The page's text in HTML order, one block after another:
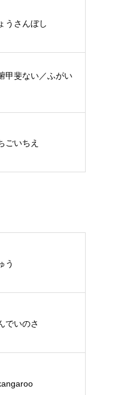
うさんぼし
甲斐ない／ふがい
ごいちえ
う
でいのさ